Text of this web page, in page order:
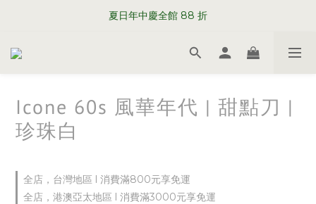
WELCOME TO SABRE PARIS
夏日年中慶全館 88 折
WELCOME TO SABRE PARIS
Icone 60s 風華年代 | 甜點刀 |
珍珠白
全店，台灣地區 l 消費滿800元享免運
全店，港澳亞太地區 l 消費滿3000元享免運